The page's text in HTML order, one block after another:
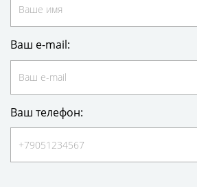
Ваш e-mail:
Ваш телефон: